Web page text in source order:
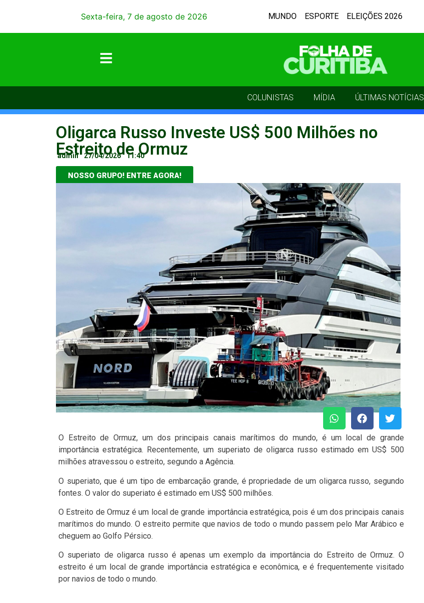
Sexta-feira, 7 de agosto de 2026 MUNDO ESPORTE ELEIÇÕES 2026
COLUNISTAS MÍDIA ÚLTIMAS NOTÍCIAS
Oligarca Russo Investe US$ 500 Milhões no
Estreito de Ormuz
admin 27/04/2026 11:40
NOSSO GRUPO! ENTRE AGORA!
O Estreito de Ormuz, um dos principais canais marítimos do mundo, é um local de grande
importância estratégica. Recentemente, um superiato de oligarca russo estimado em US$ 500
milhões atravessou o estreito, segundo a Agência.
O superiato, que é um tipo de embarcação grande, é propriedade de um oligarca russo, segundo
fontes. O valor do superiato é estimado em US$ 500 milhões.
O Estreito de Ormuz é um local de grande importância estratégica, pois é um dos principais canais
marítimos do mundo. O estreito permite que navios de todo o mundo passem pelo Mar Arábico e
cheguem ao Golfo Pérsico.
O superiato de oligarca russo é apenas um exemplo da importância do Estreito de Ormuz. O
estreito é um local de grande importância estratégica e econômica, e é frequentemente visitado
por navios de todo o mundo.